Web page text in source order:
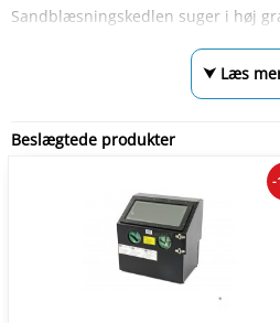
Sandblæsningskedlen suger i høj
⮟ Læs
Beslægtede produkter
-